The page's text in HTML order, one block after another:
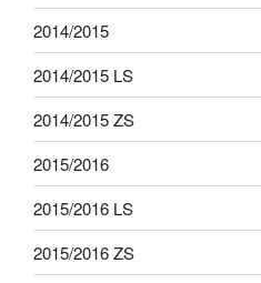
2014/2015
2014/2015 LS
2014/2015 ZS
2015/2016
2015/2016 LS
2015/2016 ZS